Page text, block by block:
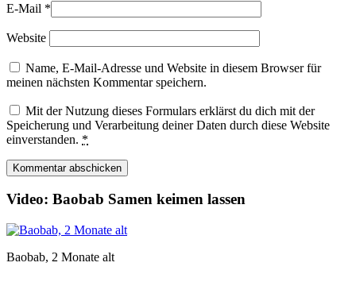
E-Mail *
Website
Name, E-Mail-Adresse und Website in diesem Browser für
meinen nächsten Kommentar speichern.
Mit der Nutzung dieses Formulars erklärst du dich mit der
Speicherung und Verarbeitung deiner Daten durch diese Website
einverstanden. *
Video: Baobab Samen keimen lassen
Baobab, 2 Monate alt